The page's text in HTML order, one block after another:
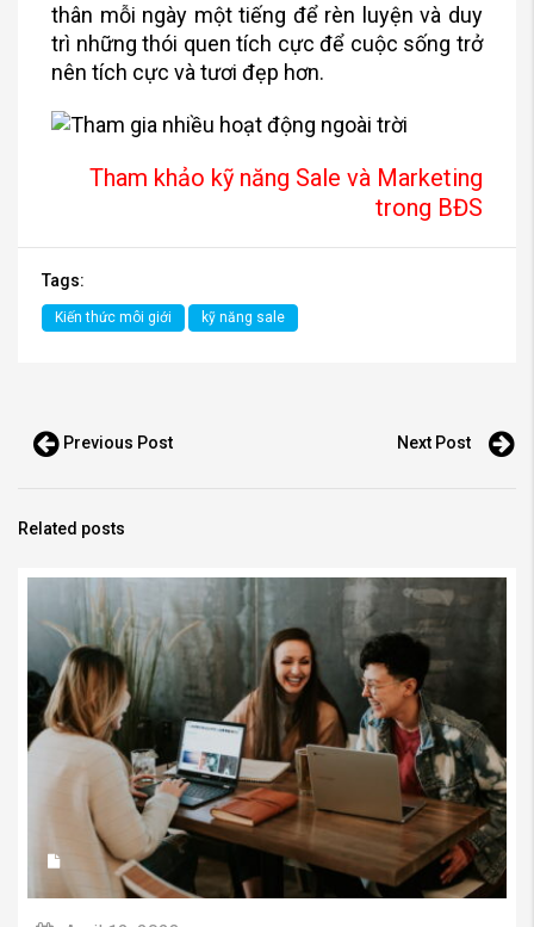
thân mỗi ngày một tiếng để rèn luyện và duy
trì những thói quen tích cực để cuộc sống trở
nên tích cực và tươi đẹp hơn.
Tham khảo kỹ năng Sale và Marketing
trong BĐS
Tags:
Kiến thức môi giới kỹ năng sale
Previous Post Next Post
Related posts